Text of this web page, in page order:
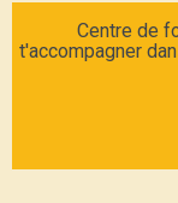
Centre de
t'accompagner